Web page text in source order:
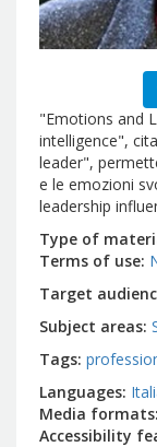
"Emotions and
intelligence",
leader",
e le emozioni
leadership
Type of
Terms of use
Target
Subject areas
Tags
Languages
Media formats
Accessibility